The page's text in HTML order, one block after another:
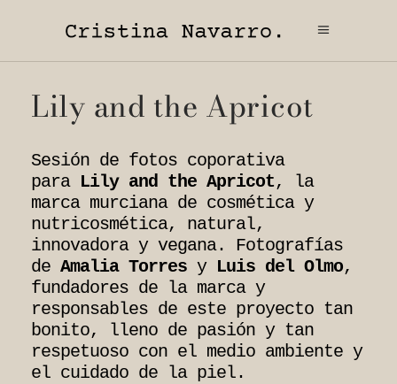
Lily and the Apricot​
Sesión de fotos coporativa
para Lily and the Apricot, la
marca murciana de cosmética y
nutricosmética, natural,
innovadora y vegana. Fotografías
de Amalia Torres y Luis del Olmo,
fundadores de la marca y
responsables de este proyecto tan
bonito, lleno de pasión y tan
respetuoso con el medio ambiente y
el cuidado de la piel.